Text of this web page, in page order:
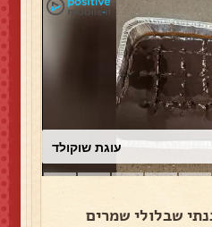
עוגת שוקולד
שבלולי שמרים